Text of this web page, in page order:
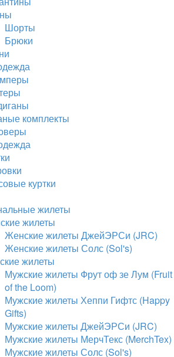
Шорты
Брюки
комплекты
куртки
жилеты
жилеты
Женские жилеты ДжейЭРСи (JRC)
Женские жилеты Солс (Sol's)
жилеты
Мужские жилеты Фрут оф зе Лум (Fruit
of the Loom)
Мужские жилеты Хеппи Гифтс (Happy
Gifts)
Мужские жилеты ДжейЭРСи (JRC)
Мужские жилеты МерчТекс (MerchTex)
Мужские жилеты Солс (Sol's)